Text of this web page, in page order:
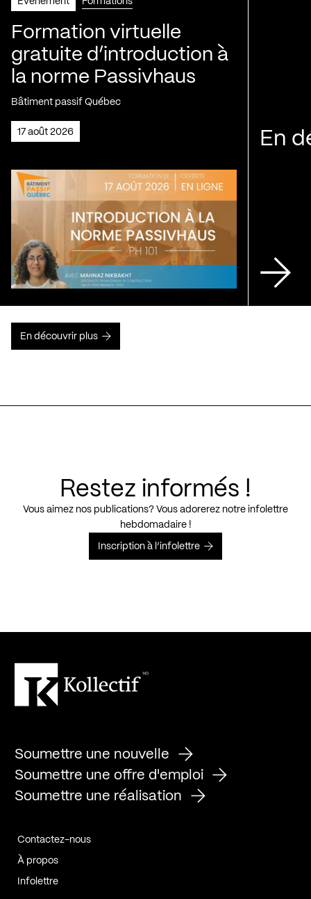
Formation virtuelle
gratuite d’introduction à
la norme Passivhaus
Bâtiment passif Québec
17 août 2026 En
En découvrir plus
Restez informés !
Vous aimez nos publications? Vous adorerez notre infolettre
hebdomadaire !
Inscription à l’infolettre
Soumettre une nouvelle
Soumettre une offre d'emploi
Soumettre une réalisation
Contactez-nous
À propos
Infolettre